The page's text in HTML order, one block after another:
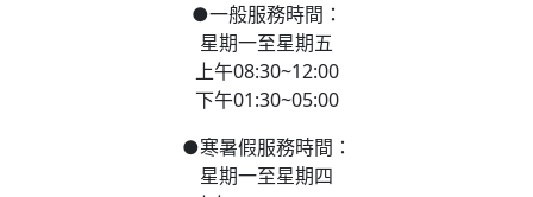
●一般服務時間：
星期一至星期五
上午08:30~12:00
下午01:30~05:00
●寒暑假服務時間：
星期一至星期四